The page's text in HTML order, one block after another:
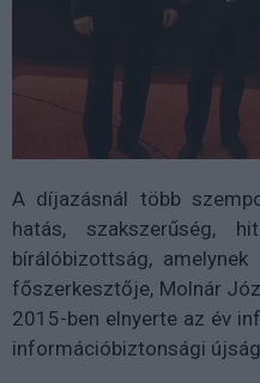
A díjazásnál több
hatás, szakszerűség,
bírálóbizottság,
főszerkesztője, Molnár
2015-ben elnyerte az év
információbiztonsági